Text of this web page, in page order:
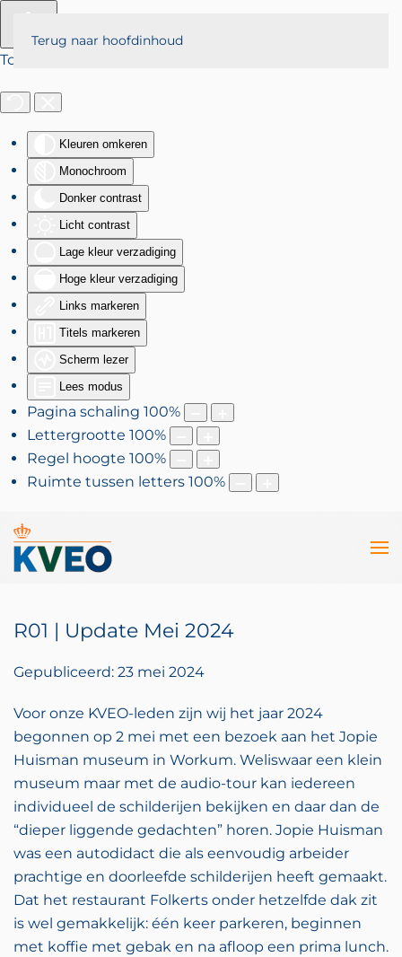
Toegankelijkheid
Kleuren omkeren
Monochroom
Donker contrast
Licht contrast
Lage kleur verzadiging
Hoge kleur verzadiging
Links markeren
Titels markeren
Scherm lezer
Lees modus
Pagina schaling 100%
Lettergrootte 100%
Regel hoogte 100%
Ruimte tussen letters 100%
Terug naar hoofdinhoud
R01 | Update Mei 2024
Gepubliceerd: 23 mei 2024
Voor onze KVEO-leden zijn wij het jaar 2024
begonnen op 2 mei met een bezoek aan het Jopie
Huisman museum in Workum. Weliswaar een klein
museum maar met de audio-tour kan iedereen
individueel de schilderijen bekijken en daar dan de
“dieper liggende gedachten” horen. Jopie Huisman
was een autodidact die als eenvoudig arbeider
prachtige en doorleefde schilderijen heeft gemaakt.
Dat het restaurant Folkerts onder hetzelfde dak zit
is wel gemakkelijk: één keer parkeren, beginnen
met koffie met gebak en na afloop een prima lunch.